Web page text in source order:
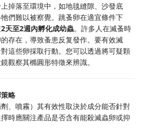
掉落至環境中，如地毯縫隙、沙發底
們難以被察覺。跳蚤卵在適宜條件下
2天至2週內孵化成幼蟲。許多人在滅蚤時
存在，導致蚤患反复發作。要有效滅
這些卵採取行動。您可以透過將可疑顆
觀察其橢圓形特徵來辨識。
略
、噴霧）其有效性取決於成分能否針對
時應關注產品是否含有能殺滅蟲卵或抑